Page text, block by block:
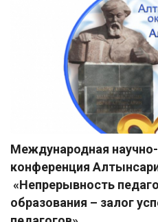
Международная
конференция
«Непрерывность
образования – залог